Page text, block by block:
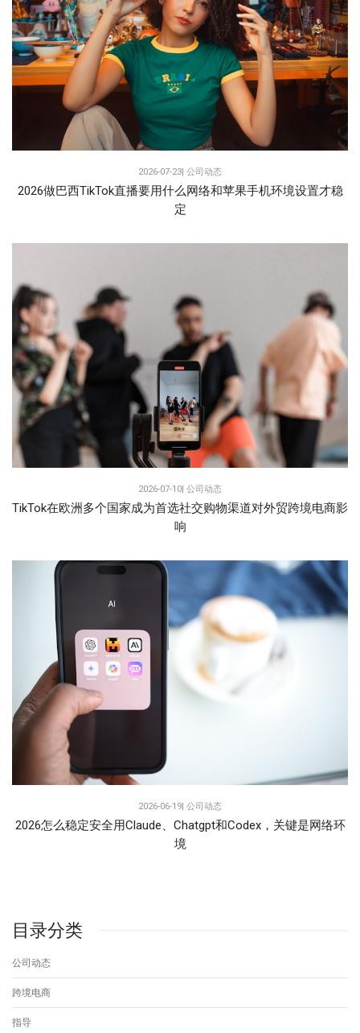
2026-07-23| 公司动态
2026做巴西TikTok直播要用什么网络和苹果手机环境设置才稳
定
2026-07-10| 公司动态
TikTok在欧洲多个国家成为首选社交购物渠道对外贸跨境电商影
响
2026-06-19| 公司动态
2026怎么稳定安全用Claude、Chatgpt和Codex，关键是网络环
境
目录分类
公司动态
跨境电商
指导